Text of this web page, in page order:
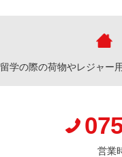
留学の際の荷物やレジャー
営業